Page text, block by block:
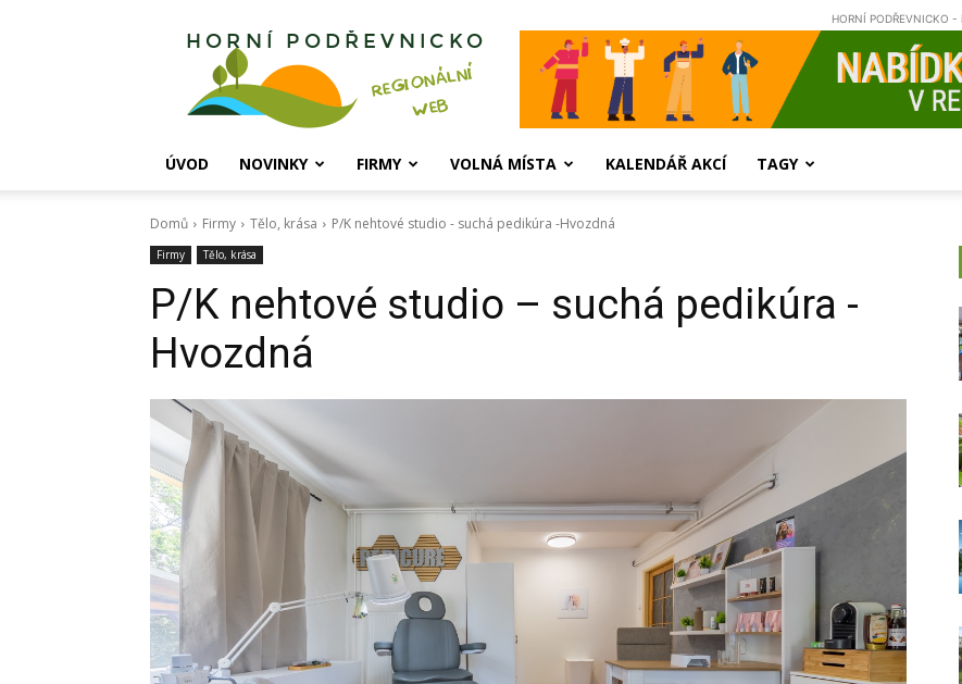
Horní
HORNÍ PODŘEVNICKO
ÚVOD NOVINKY FIRMY VOLNÁ MÍSTA KALENDÁŘ AKCÍ TAGY
Domů Firmy Tělo, krása P/K nehtové studio - suchá pedikúra -Hvozdná
Firmy Tělo, krása
P/K nehtové studio – suchá pedikúra -
Hvozdná